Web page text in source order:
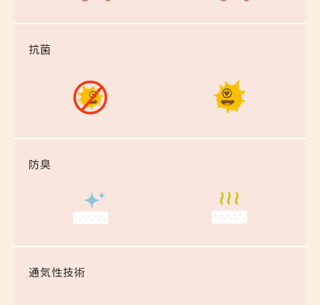
抗菌
防臭
通気性技術